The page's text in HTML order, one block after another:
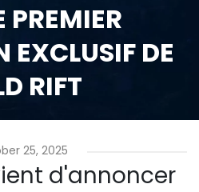
PREMIER
DE
RIFT
25, 2025
d'annoncer